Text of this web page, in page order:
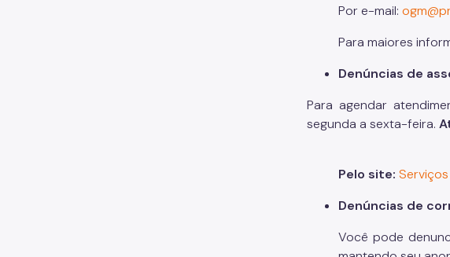
Por e-mail:
Para maiores
Denúncias de
Para agendar
segunda a sexta-feira.
Pelo site:
Denúncias de
Você pode